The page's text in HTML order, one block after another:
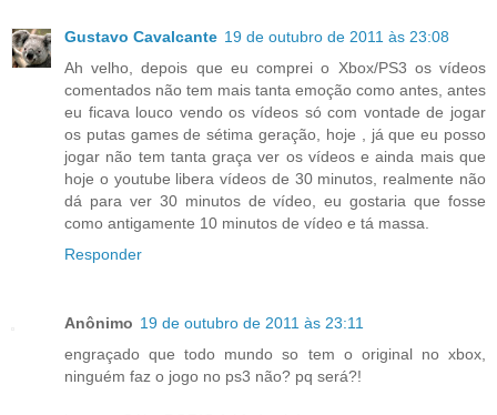
Gustavo Cavalcante 19 de outubro de 2011 às 23:08
Ah velho, depois que eu comprei o Xbox/PS3 os vídeos
comentados não tem mais tanta emoção como antes, antes
eu ficava louco vendo os vídeos só com vontade de jogar
os putas games de sétima geração, hoje , já que eu posso
jogar não tem tanta graça ver os vídeos e ainda mais que
hoje o youtube libera vídeos de 30 minutos, realmente não
dá para ver 30 minutos de vídeo, eu gostaria que fosse
como antigamente 10 minutos de vídeo e tá massa.
Responder
Anônimo 19 de outubro de 2011 às 23:11
engraçado que todo mundo so tem o original no xbox,
ninguém faz o jogo no ps3 não? pq será?!